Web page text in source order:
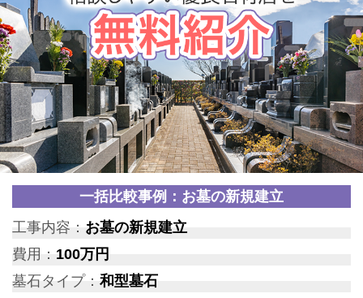
一括比較事例：お墓の新規建立
工事内容： お墓の新規建立
費用： 100万円
墓石タイプ：和型墓石